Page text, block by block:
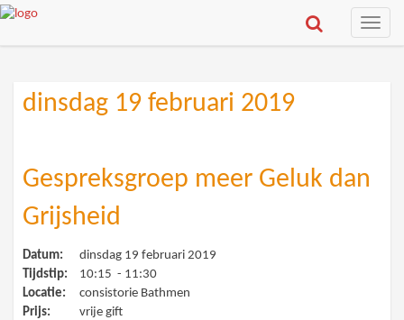
Toggle
dinsdag 19 februari 2019
Gespreksgroep meer Geluk dan
Grijsheid
Datum:
dinsdag 19 februari 2019
Tijdstip:
10:15 - 11:30
Locatie:
consistorie Bathmen
Prijs:
vrije gift